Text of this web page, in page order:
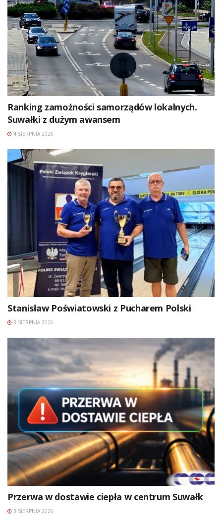
Ranking zamożności samorządów lokalnych.
Suwałki z dużym awansem
4 SIERPNIA 2026
Stanisław Poświatowski z Pucharem Polski
3 SIERPNIA 2026
Przerwa w dostawie ciepła w centrum Suwałk
3 SIERPNIA 2026